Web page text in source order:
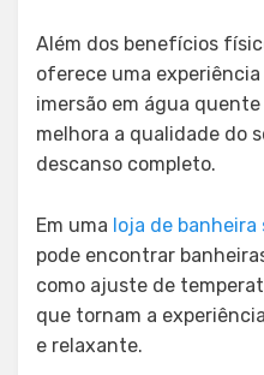
Além dos benefícios
oferece uma
imersão em água
melhora a qualidade do
descanso completo.
Em uma loja de banheira
pode encontrar
como ajuste de
que tornam a
e relaxante.